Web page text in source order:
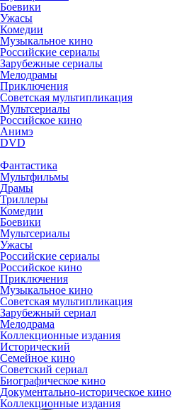
Боевики
Ужасы
Комедии
Музыкальное кино
Российские сериалы
Зарубежные сериалы
Мелодрамы
Приключения
Советская мультипликация
Мультсериалы
Российское кино
Анимэ
DVD
Фантастика
Мультфильмы
Драмы
Триллеры
Комедии
Боевики
Мультсериалы
Ужасы
Российские сериалы
Российское кино
Приключения
Музыкальное кино
Советская мультипликация
Зарубежный сериал
Мелодрама
Коллекционные издания
Исторический
Семейное кино
Советский сериал
Биографическое кино
Документально-историческое кино
Коллекционные издания